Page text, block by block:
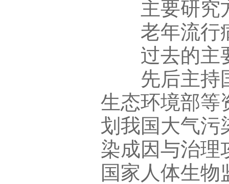
主要研究
老年流行病
过去的主要
先后主持国
生态环境部等
划我国大气污
染成因与治理
国家人体生